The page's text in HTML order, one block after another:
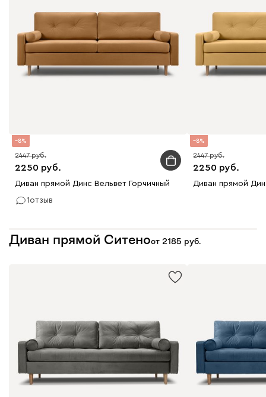
8
2250
2447
Диван прямой Динс Вельвет Горчичный
1отзыв
8
2250
2447
Диван прямой
Диван прямой Ситеноот 2185